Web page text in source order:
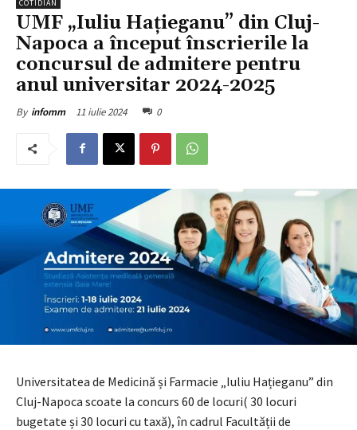
COTIDIAN
UMF „Iuliu Hațieganu” din Cluj-
Napoca a început înscrierile la
concursul de admitere pentru
anul universitar 2024-2025
By infomm 11 iulie 2024 0
Universitatea de Medicină și Farmacie „Iuliu Hațieganu” din
Cluj-Napoca scoate la concurs 60 de locuri( 30 locuri
bugetate și 30 locuri cu taxă), în cadrul Facultății de